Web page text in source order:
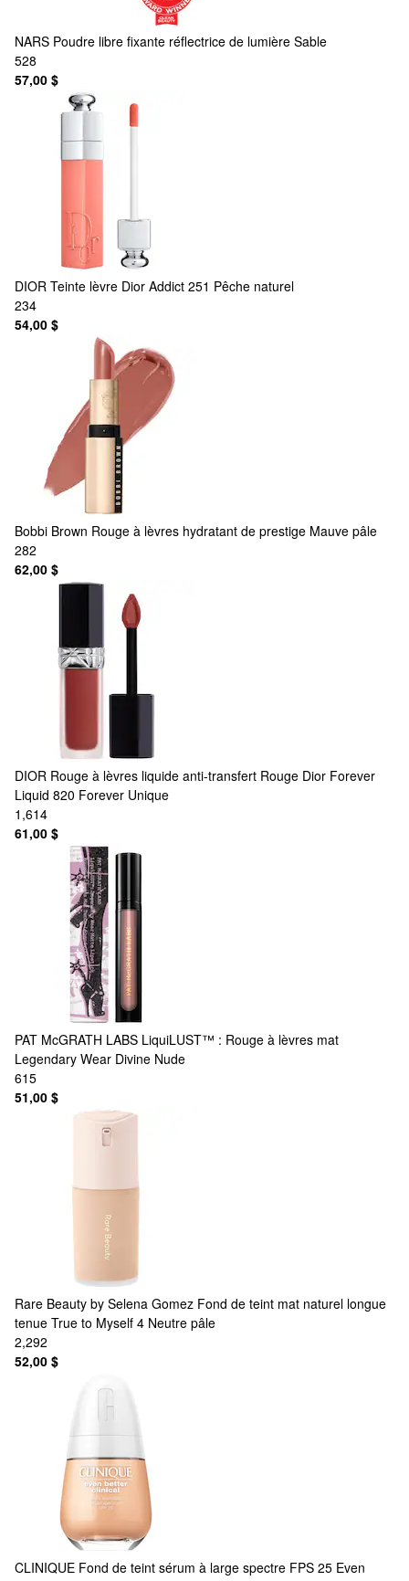
NARS Poudre libre fixante réflectrice de lumière Sable
528
57,00 $
DIOR Teinte lèvre Dior Addict 251 Pêche naturel
234
54,00 $
Bobbi Brown Rouge à lèvres hydratant de prestige Mauve pâle
282
62,00 $
DIOR Rouge à lèvres liquide anti-transfert Rouge Dior Forever
Liquid 820 Forever Unique
1,614
61,00 $
PAT McGRATH LABS LiquiLUST™ : Rouge à lèvres mat
Legendary Wear Divine Nude
615
51,00 $
Rare Beauty by Selena Gomez Fond de teint mat naturel longue
tenue True to Myself 4 Neutre pâle
2,292
52,00 $
CLINIQUE Fond de teint sérum à large spectre FPS 25 Even